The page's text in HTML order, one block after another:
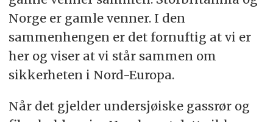
Norge er gamle venner. I den
sammenhengen er det fornuftig at vi er
her og viser at vi står sammen om
sikkerheten i Nord-Europa.
Når det gjelder undersjøiske gassrør og